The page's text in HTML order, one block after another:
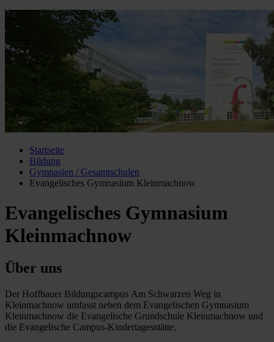
Startseite
Bildung
Gymnasien / Gesamtschulen
Evangelisches Gymnasium Kleinmachnow
Evangelisches Gymnasium
Kleinmachnow
Über uns
Der Hoffbauer Bildungscampus Am Schwarzen Weg in
Kleinmachnow umfasst neben dem Evangelischen Gymnasium
Kleinmachnow die Evangelische Grundschule Kleinmachnow und
die Evangelische Campus-Kindertagesstätte.